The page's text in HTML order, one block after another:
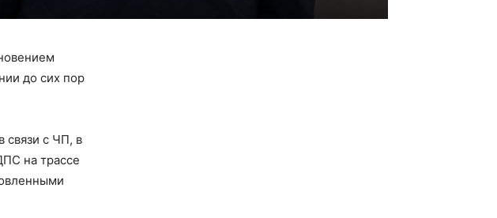
до сих пор
связи с ЧП, в
на трассе